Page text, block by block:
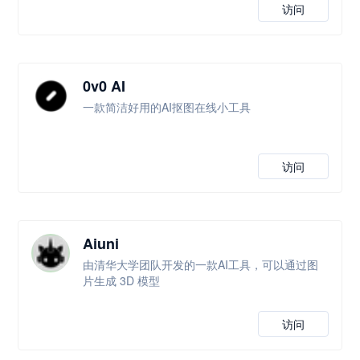
访问
0v0 AI
一款简洁好用的AI抠图在线小工具
访问
Aiuni
由清华大学团队开发的一款AI工具，可以通过图
片生成 3D 模型
访问